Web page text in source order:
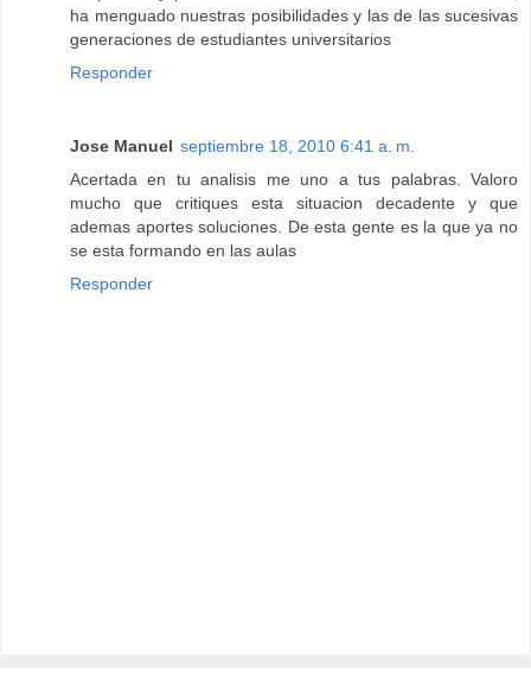
ha menguado nuestras posibilidades y las de las sucesivas
generaciones de estudiantes universitarios
Responder
Jose Manuel septiembre 18, 2010 6:41 a. m.
Acertada en tu analisis me uno a tus palabras. Valoro
mucho que critiques esta situacion decadente y que
ademas aportes soluciones. De esta gente es la que ya no
se esta formando en las aulas
Responder